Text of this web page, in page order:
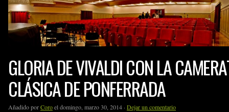
GLORIA DE VIVALDI CON LA
CLÁSICA DE PONFERRADA
Añadido porCoroel domingo, marzo 30, 2014 · Dejar un comentario